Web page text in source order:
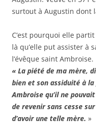
surtout à Augustin dont
C’est pourquoi elle
là qu’elle put assister à
l’évêque saint Ambroise.
« La piété de ma mère,
bien et son assiduité à
Ambroise qu’il ne
de revenir sans cesse
d’avoir une telle mère. »